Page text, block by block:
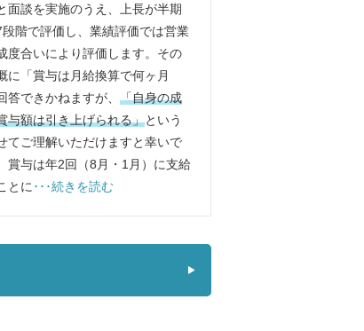
面談を実施のうえ、上長が半期
階で評価し、業績評価では営業
度合いにより評価します。その
に「賞与は月給換算で何ヶ月
答できかねますが、 「自身の成
与額は引き上げられる」という
てご理解いただけますと幸いで
賞与は年2回（8月・1月）に支給
とに ･･･続きを読む